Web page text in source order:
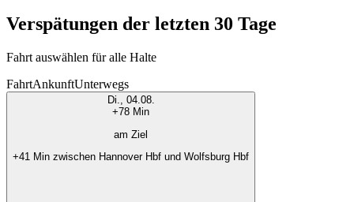
Verspätungen der letzten 30 Tage
Fahrt auswählen für alle Halte
FahrtAnkunftUnterwegs
Di., 04.08.
+78 Min
am Ziel
+41 Min zwischen Hannover Hbf und Wolfsburg Hbf